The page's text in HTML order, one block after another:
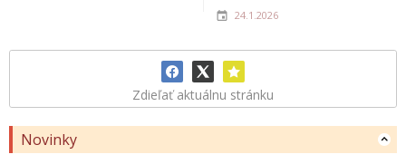
Zdieľať aktuálnu stránku
Novinky
24.1.2026